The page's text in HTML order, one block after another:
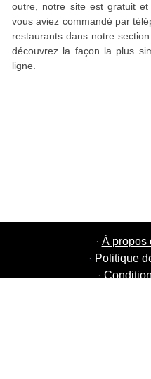
outre, notre site est gratuit
vous aviez commandé par
restaurants dans notre
découvrez la façon la plus
ligne.
· À propos
· Politique
·